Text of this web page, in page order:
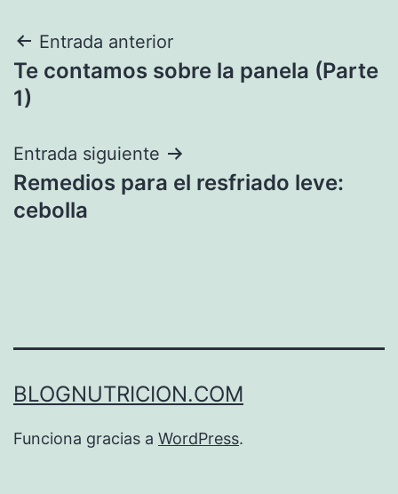
Navegación
de
Entrada anterior
Te contamos sobre la panela (Parte
1)
Entrada siguiente
Remedios para el resfriado leve:
cebolla
BLOGNUTRICION.COM
Funciona gracias a WordPress.